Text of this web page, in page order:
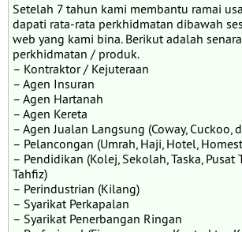
Setelah 7 tahun kami membantu ramai
dapati rata-rata perkhidmatan dibawah
web yang kami bina. Berikut adalah
perkhidmatan / produk.
– Kontraktor / Kejuteraan
– Agen Insuran
– Agen Hartanah
– Agen Kereta
– Agen Jualan Langsung (Coway, Cuckoo,
– Pelancongan (Umrah, Haji, Hotel,
– Pendidikan (Kolej, Sekolah, Taska, Pusat
Tahfiz)
– Perindustrian (Kilang)
– Syarikat Perkapalan
– Syarikat Penerbangan Ringan